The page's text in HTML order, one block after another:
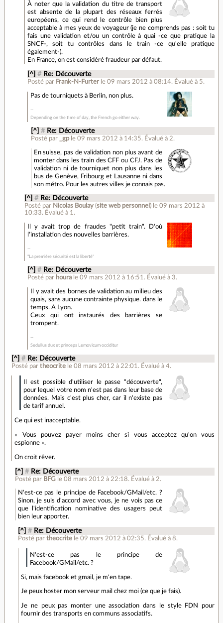
À noter que la validation du titre de transport
est absente de la plupart des réseaux ferrés
européens, ce qui rend le contrôle bien plus
acceptable à mes yeux de voyageur (je ne comprends pas : soit tu
fais une validation et/ou un contrôle à quai -ce que pratique la
SNCF-, soit tu contrôles dans le train -ce qu'elle pratique
également-).
En France, on est considéré fraudeur par défaut.
[^] # Re: Découverte
Posté par Frank-N-Furter le 09 mars 2012 à 08:14. Évalué à 5.
Pas de tourniquets à Berlin, non plus.
Depending on the time of day, the French go either way.
[^] # Re: Découverte
Posté par _gp le 09 mars 2012 à 14:35. Évalué à 2.
En suisse, pas de validation non plus avant de
monter dans les train des CFF ou CFJ. Pas de
validation ni de tourniquet non plus dans les
bus de Genève, Fribourg et Lausanne ni dans
son métro. Pour les autres villes je connais pas.
[^] # Re: Découverte
Posté par Nicolas Boulay(site web personnel ) le 09 mars 2012 à
10:33. Évalué à 1 .
Il y avait trop de fraudes "petit train". D'où
l'installation des nouvelles barrières.
"La première sécurité est la liberté"
[^] # Re: Découverte
Posté par houra le 09 mars 2012 à 16:51 . Évalué à 3.
Il y avait des bornes de validation au milieu des
quais, sans aucune contrainte physique. dans le
temps. A Lyon.
Ceux qui ont instaurés des barrières se
trompent.
Sedullus dux et princeps Lemovicum occiditur
[^] # Re: Découverte
Posté partheocrite le 08 mars 2012 à 22:01 . Évalué à4.
Il est possible d'utiliser le passe "découverte",
pour lequel votre nom n'est pas dans leur base de
données. Mais c'est plus cher, car il n'existe pas
de tarif annuel.
Ce qui est inacceptable.
« Vous pouvez payer moins cher si vous acceptez qu'on vous
espionne ».
On croit rêver.
[^] # Re: Découverte
Posté par BFG le 08 mars 2012 à 22:18. Évalué à 2.
N'est-ce pas le principe de Facebook/GMail/etc. ?
Sinon, je suis d'accord avec vous, je ne vois pas ce
que l'identification nominative des usagers peut
bien leur apporter.
[^] # Re: Découverte
Posté partheocrite le 09 mars 2012 à 02:35. Évalué à8.
N'est-ce pas le principe de
Facebook/GMail/etc. ?
Si, mais facebook et gmail, je m'en tape.
Je peux hoster mon serveur mail chez moi (ce que je fais).
Je ne peux pas monter une association dans le style FDN pour
fournir des transports en communs associatifs.